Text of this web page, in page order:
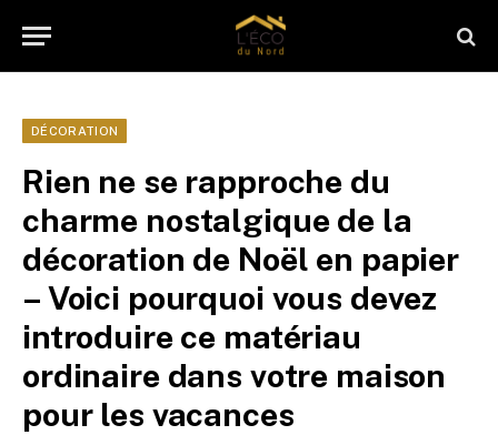
DÉCORATION
Rien ne se rapproche du
charme nostalgique de la
décoration de Noël en papier
– Voici pourquoi vous devez
introduire ce matériau
ordinaire dans votre maison
pour les vacances